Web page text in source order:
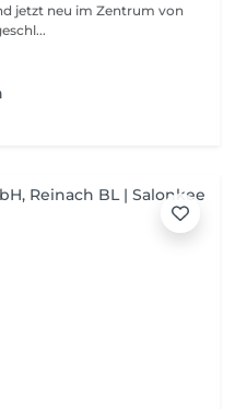
jetzt neu im Zentrum von
abgeschl...